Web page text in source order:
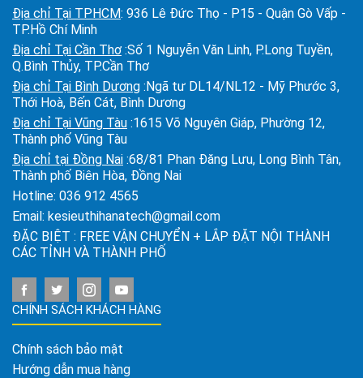
Địa chỉ Tại TPHCM: 936 Lê Đức Thọ - P15 - Quận Gò Vấp -
TP.Hồ Chí Minh
Địa chỉ Tại Cần Thơ :Số 1 Nguyễn Văn Linh, P.Long Tuyền,
Q.Bình Thủy, TP.Cần Thơ
Địa chỉ Tại Bình Dương :Ngã tư DL14/NL12 - Mỹ Phước 3,
Thới Hoà, Bến Cát, Bình Dương
Địa chỉ Tại Vũng Tàu :1615 Võ Nguyên Giáp, Phường 12,
Thành phố Vũng Tàu
Địa chỉ tại Đồng Nai :68/81 Phan Đăng Lưu, Long Bình Tân,
Thành phố Biên Hòa, Đồng Nai
Hotline: 036 912 4565
Email: kesieuthihanatech@gmail.com
ĐẶC BIỆT : FREE VẬN CHUYỂN + LẮP ĐẶT NỘI THÀNH
CÁC TỈNH VÀ THÀNH PHỐ
CHÍNH SÁCH KHÁCH HÀNG
Chính sách bảo mật
Hướng dẫn mua hàng